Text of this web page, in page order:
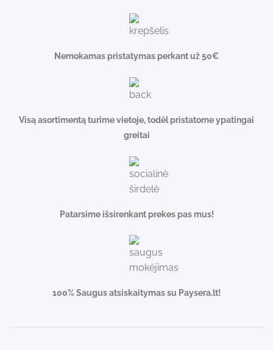
Nemokamas pristatymas perkant už 50€
Visą asortimentą turime vietoje, todėl pristatome ypatingai
greitai
Patarsime išsirenkant prekes pas mus!
100% Saugus atsiskaitymas su Paysera.lt!